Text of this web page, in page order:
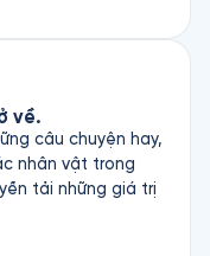
về.
câu chuyện hay,
nhân vật trong
tải những giá trị